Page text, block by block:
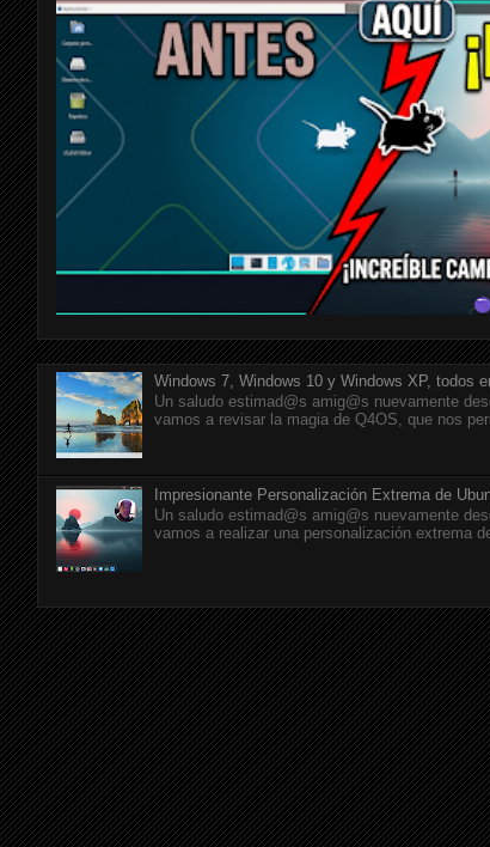
Windows 7, Windows 10 y Windows XP, todos
Un saludo estimad@s amig@s nuevamente
vamos a revisar la magia de Q4OS, que nos
Impresionante Personalización Extrema de
Un saludo estimad@s amig@s nuevamente
vamos a realizar una personalización extrema